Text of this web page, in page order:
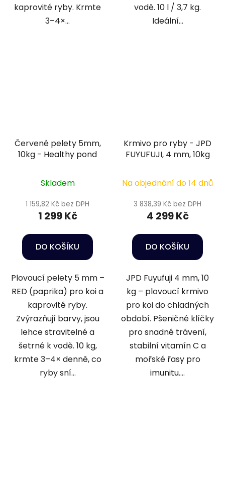
kaprovité ryby. Krmte
3–4×...
vodě. 10 l / 3,7 kg.
Ideální...
Červené pelety 5mm,
10kg - Healthy pond
Skladem
1 159,82 Kč bez DPH
1 299 Kč
DO KOŠÍKU
Plovoucí pelety 5 mm –
RED (paprika) pro koi a
kaprovité ryby.
Zvýrazňují barvy, jsou
lehce stravitelné a
šetrné k vodě. 10 kg,
krmte 3–4× denně, co
ryby sní...
Krmivo pro ryby - JPD
FUYUFUJI, 4 mm, 10kg
Na objednání do 14 dnů
3 838,39 Kč bez DPH
4 299 Kč
DO KOŠÍKU
JPD Fuyufuji 4 mm, 10
kg – plovoucí krmivo
pro koi do chladných
období. Pšeničné klíčky
pro snadné trávení,
stabilní vitamín C a
mořské řasy pro
imunitu....